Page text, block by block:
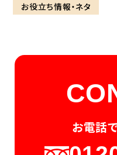
お役立ち情報・ネタ
お電話